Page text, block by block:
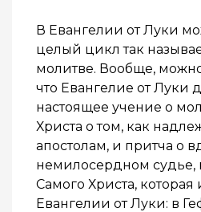
В Евангелии от Луки
целый цикл так
молитве. Вообще,
что Евангелие от Луки
настоящее учение о
Христа о том, как
апостолам, и притча о
немилосердном судье,
Самого Христа, которая
Евангелии от Луки: в